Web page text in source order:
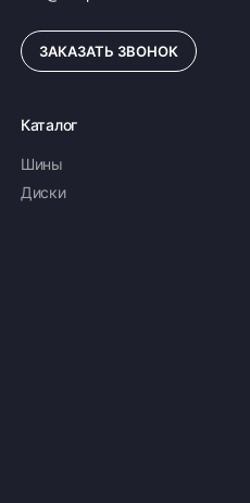
ЗАКАЗАТЬ ЗВОНОК
Каталог
Шины
Диски